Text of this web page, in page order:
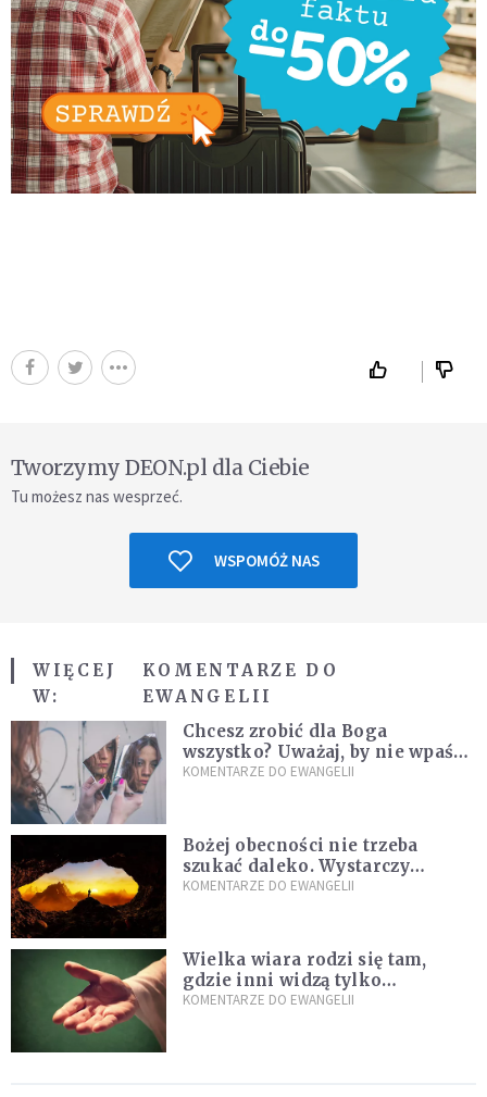
Tworzymy DEON.pl dla Ciebie
Tu możesz nas wesprzeć.
WSPOMÓŻ NAS
WIĘCEJ
W:
KOMENTARZE DO
EWANGELII
Chcesz zrobić dla Boga
wszystko? Uważaj, by nie wpaść
w groźną pułapkę
KOMENTARZE DO EWANGELII
Bożej obecności nie trzeba
szukać daleko. Wystarczy
nauczyć się słuchać
KOMENTARZE DO EWANGELII
Wielka wiara rodzi się tam,
gdzie inni widzą tylko
przeszkody
KOMENTARZE DO EWANGELII